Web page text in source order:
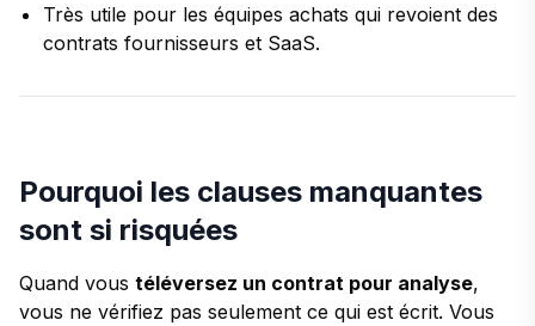
Très utile pour les équipes achats qui revoient des
contrats fournisseurs et SaaS.
Pourquoi les clauses manquantes
sont si risquées
Quand vous téléversez un contrat pour analyse,
vous ne vérifiez pas seulement ce qui est écrit. Vous